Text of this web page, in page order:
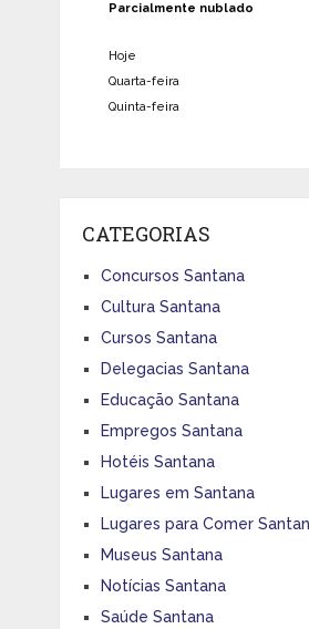
Parcialmente nublado
Hoje
Quarta-feira
Quinta-feira
CATEGORIAS
Concursos Santana
Cultura Santana
Cursos Santana
Delegacias Santana
Educação Santana
Empregos Santana
Hotéis Santana
Lugares em Santana
Lugares para Comer
Museus Santana
Notícias Santana
Saúde Santana